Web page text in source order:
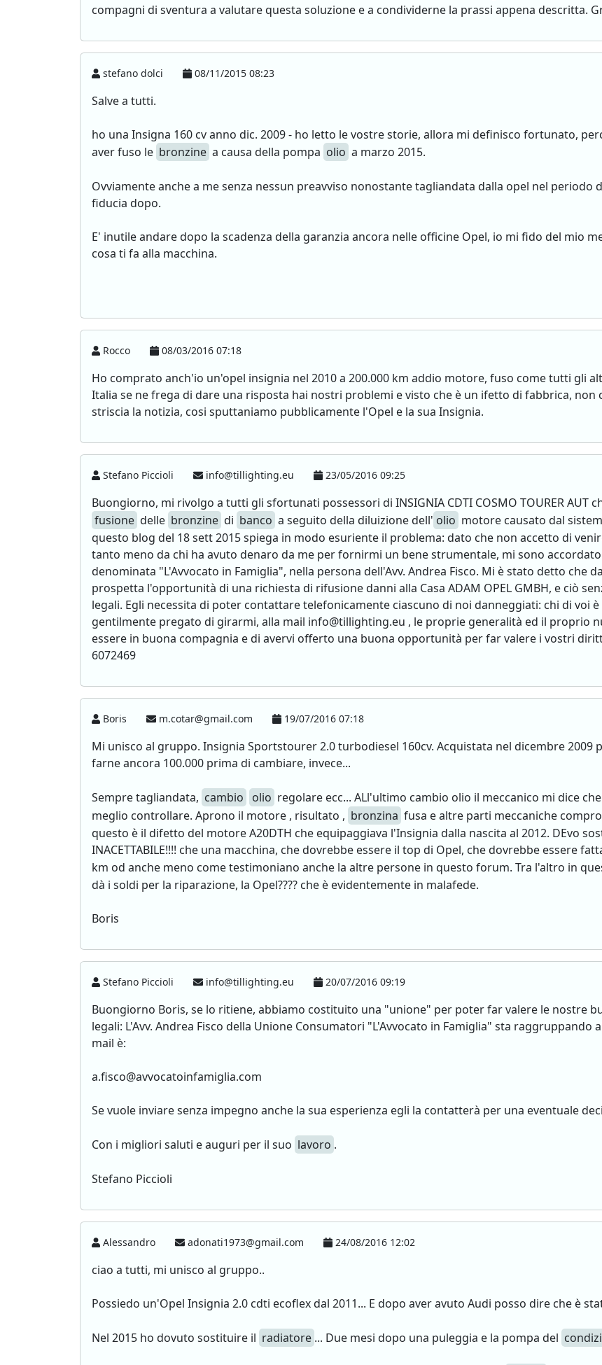
compagni di sventura a valutare questa soluzione e a condividerne la prassi appena descritta.
stefano dolci 08/11/2015 08:23
Salve a tutti.
ho una Insigna 160 cv anno dic. 2009 - ho letto le vostre storie, allora mi definisco fortunato,
aver fuso le bronzine a causa della pompa olio a marzo 2015.
Ovviamente anche a me senza nessun preavviso nonostante tagliandata dalla opel nel periodo
fiducia dopo.
E' inutile andare dopo la scadenza della garanzia ancora nelle officine Opel, io mi fido del mio
cosa ti fa alla macchina.
Rocco 08/03/2016 07:18
Ho comprato anch'io un'opel insignia nel 2010 a 200.000 km addio motore, fuso come tutti gli
Italia se ne frega di dare una risposta hai nostri problemi e visto che è un ifetto di fabbrica,
striscia la notizia, cosi sputtaniamo pubblicamente l'Opel e la sua Insignia.
Stefano Piccioli info@tillighting.eu 23/05/2016 09:25
Buongiorno, mi rivolgo a tutti gli sfortunati possessori di INSIGNIA CDTI COSMO TOURER AUT
fusione delle bronzine di banco a seguito della diluizione dell' olio motore causato dal
questo blog del 18 sett 2015 spiega in modo esuriente il problema: dato che non accetto di
tanto meno da chi ha avuto denaro da me per fornirmi un bene strumentale, mi sono
denominata "L'Avvocato in Famiglia", nella persona dell'Avv. Andrea Fisco. Mi è stato detto che
prospetta l'opportunità di una richiesta di rifusione danni alla Casa ADAM OPEL GMBH, e ciò
legali. Egli necessita di poter contattare telefonicamente ciascuno di noi danneggiati: chi di voi
gentilmente pregato di girarmi, alla mail info@tillighting.eu , le proprie generalità ed il proprio
essere in buona compagnia e di avervi offerto una buona opportunità per far valere i vostri
6072469
Boris m.cotar@gmail.com 19/07/2016 07:18
Mi unisco al gruppo. Insignia Sportstourer 2.0 turbodiesel 160cv. Acquistata nel dicembre 2009
farne ancora 100.000 prima di cambiare, invece...
Sempre tagliandata, cambio olio regolare ecc... ALl'ultimo cambio olio il meccanico mi dice
meglio controllare. Aprono il motore , risultato , bronzina fusa e altre parti meccaniche
questo è il difetto del motore A20DTH che equipaggiava l'Insignia dalla nascita al 2012. DEvo
INACETTABILE!!!! che una macchina, che dovrebbe essere il top di Opel, che dovrebbe essere
km od anche meno come testimoniano anche la altre persone in questo forum. Tra l'altro in
dà i soldi per la riparazione, la Opel???? che è evidentemente in malafede.
Boris
Stefano Piccioli info@tillighting.eu 20/07/2016 09:19
Buongiorno Boris, se lo ritiene, abbiamo costituito una "unione" per poter far valere le nostre
legali: L'Avv. Andrea Fisco della Unione Consumatori "L'Avvocato in Famiglia" sta
mail è:
a.fisco@avvocatoinfamiglia.com
Se vuole inviare senza impegno anche la sua esperienza egli la contatterà per una eventuale
Con i migliori saluti e auguri per il suo lavoro .
Stefano Piccioli
Alessandro adonati1973@gmail.com 24/08/2016 12:02
ciao a tutti, mi unisco al gruppo..
Possiedo un'Opel Insignia 2.0 cdti ecoflex dal 2011... E dopo aver avuto Audi posso dire che è
Nel 2015 ho dovuto sostituire il radiatore ... Due mesi dopo una puleggia e la pompa del